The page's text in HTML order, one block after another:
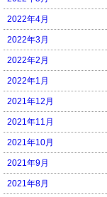
2022年4月
2022年3月
2022年2月
2022年1月
2021年12月
2021年11月
2021年10月
2021年9月
2021年8月